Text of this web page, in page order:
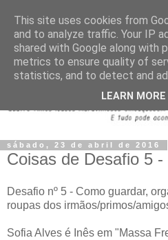
sábado, 23 de abril de 2016
Coisas de Desafio 5
Desafio nº 5 - Como guardar,
roupas dos irmãos/primos/
Sofia Alves é Inês em "Massa
This site uses cookies from
and to analyze traffic. Your IP
shared with Google along with
metrics to ensure quality of
statistics, and to detect and
LEARN MORE